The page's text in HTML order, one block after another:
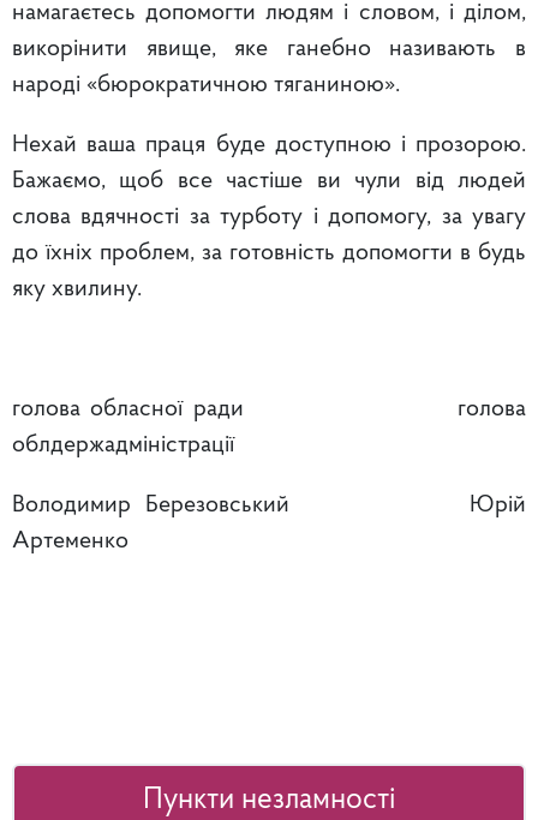
намагаєтесь допомогти людям і словом, і ділом,
викорінити явище, яке ганебно називають в
народі «бюрократичною тяганиною».
Нехай ваша праця буде доступною і прозорою.
Бажаємо, щоб все частіше ви чули від людей
слова вдячності за турботу і допомогу, за увагу
до їхніх проблем, за готовність допомогти в будь
яку хвилину.
голова обласної ради голова
облдержадміністрації
Володимир Березовський Юрій
Артеменко
Пункти незламності